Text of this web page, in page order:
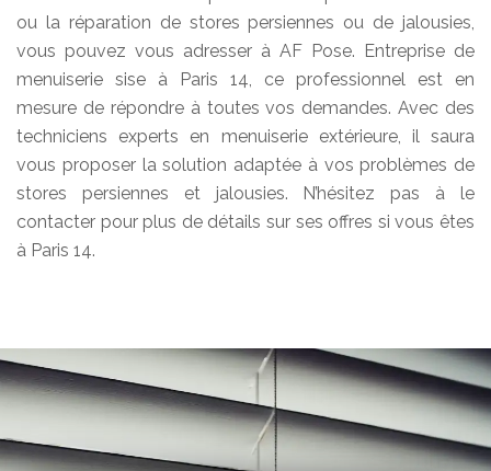
ou la réparation de stores persiennes ou de jalousies,
vous pouvez vous adresser à AF Pose. Entreprise de
menuiserie sise à Paris 14, ce professionnel est en
mesure de répondre à toutes vos demandes. Avec des
techniciens experts en menuiserie extérieure, il saura
vous proposer la solution adaptée à vos problèmes de
stores persiennes et jalousies. N’hésitez pas à le
contacter pour plus de détails sur ses offres si vous êtes
à Paris 14.